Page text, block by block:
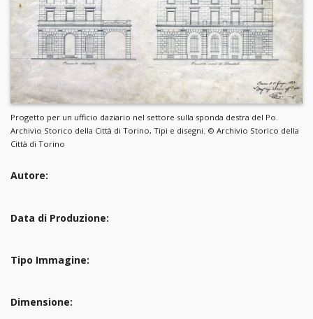
Progetto per un ufficio daziario nel settore sulla sponda destra del Po.
Archivio Storico della Città di Torino, Tipi e disegni. © Archivio Storico della
Città di Torino
Autore:
Data di Produzione:
Tipo Immagine:
Dimensione: